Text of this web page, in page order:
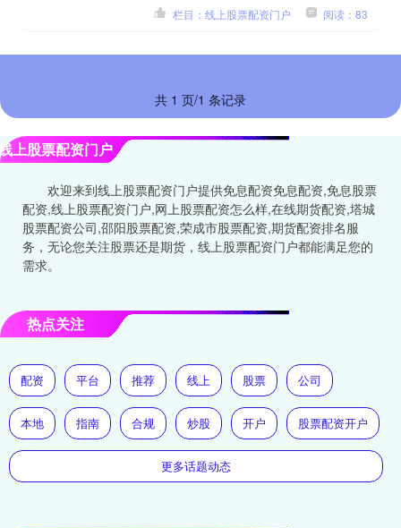
栏目：线上股票配资门户 阅读：83
共 1 页/1 条记录
上股票配资门户
欢迎来到线上股票配资门户提供免息配资免息配资,免息股票
配资,线上股票配资门户,网上股票配资怎么样,在线期货配资,塔城
股票配资公司,邵阳股票配资,荣成市股票配资,期货配资排名服
务，无论您关注股票还是期货，线上股票配资门户都能满足您的
需求。
热点关注
配资 平台 推荐 线上 股票 公司
本地 指南 合规 炒股 开户 股票配资开户
更多话题动态